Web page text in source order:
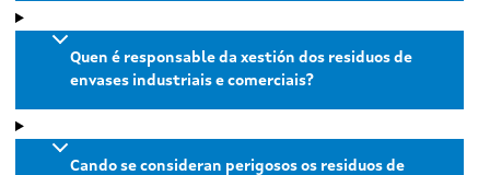
Quen é responsable da xestión dos residuos de
envases industriais e comerciais?
Cando se consideran perigosos os residuos de